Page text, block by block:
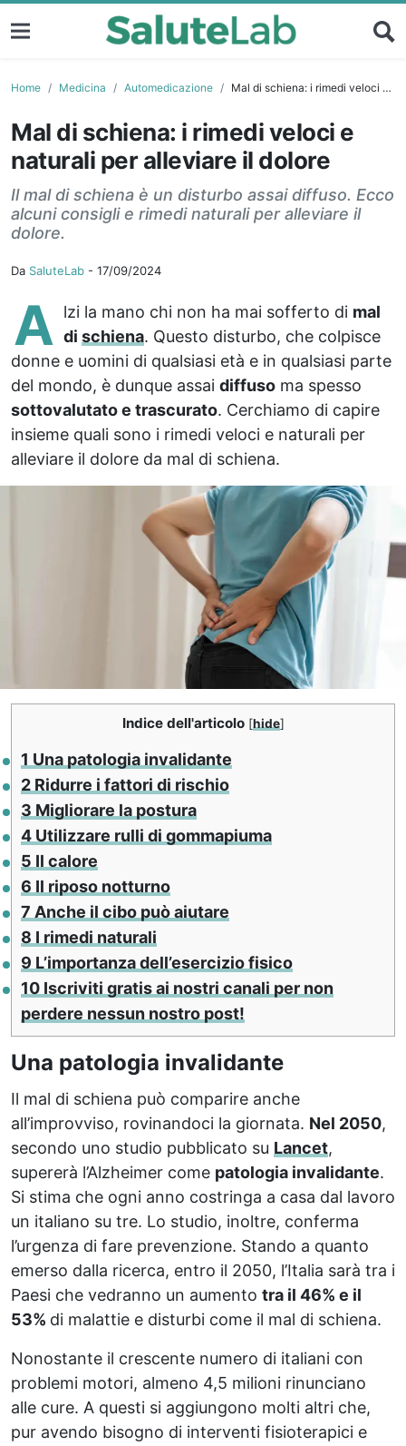
Home Medicina Automedicazione Mal di schiena: i rimedi veloci e naturali per alleviare il dolore
Mal di schiena: i rimedi veloci e
naturali per alleviare il dolore
Il mal di schiena è un disturbo assai diffuso. Ecco
alcuni consigli e rimedi naturali per alleviare il
dolore.
Da SaluteLab - 17/09/2024
A lzi la mano chi non ha mai sofferto di mal
di schiena. Questo disturbo, che colpisce
donne e uomini di qualsiasi età e in qualsiasi parte
del mondo, è dunque assai diffuso ma spesso
sottovalutato e trascurato. Cerchiamo di capire
insieme quali sono i rimedi veloci e naturali per
alleviare il dolore da mal di schiena.
Indice dell'articolo [hide]
1 Una patologia invalidante
2 Ridurre i fattori di rischio
3 Migliorare la postura
4 Utilizzare rulli di gommapiuma
5 Il calore
6 Il riposo notturno
7 Anche il cibo può aiutare
8 I rimedi naturali
9 L’importanza dell’esercizio fisico
10 Iscriviti gratis ai nostri canali per non
perdere nessun nostro post!
Una patologia invalidante
Il mal di schiena può comparire anche
all’improvviso, rovinandoci la giornata. Nel 2050,
secondo uno studio pubblicato su Lancet,
supererà l’Alzheimer come patologia invalidante.
Si stima che ogni anno costringa a casa dal lavoro
un italiano su tre. Lo studio, inoltre, conferma
l’urgenza di fare prevenzione. Stando a quanto
emerso dalla ricerca, entro il 2050, l’Italia sarà tra i
Paesi che vedranno un aumento tra il 46% e il
53% di malattie e disturbi come il mal di schiena.
Nonostante il crescente numero di italiani con
problemi motori, almeno 4,5 milioni rinunciano
alle cure. A questi si aggiungono molti altri che,
pur avendo bisogno di interventi fisioterapici e